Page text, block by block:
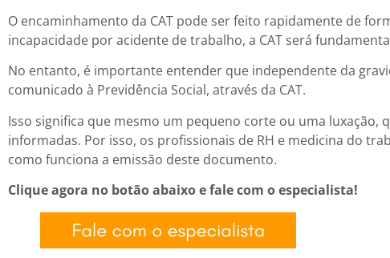
O encaminhamento da CAT pode ser feito rapidamente de
incapacidade por acidente de trabalho, a CAT será
No entanto, é importante entender que independente da
comunicado à Previdência Social, através da CAT.
Isso significa que mesmo um pequeno corte ou uma luxação,
informadas. Por isso, os profissionais de RH e medicina do
como funciona a emissão deste documento.
Clique agora no botão abaixo e fale com o especialista!